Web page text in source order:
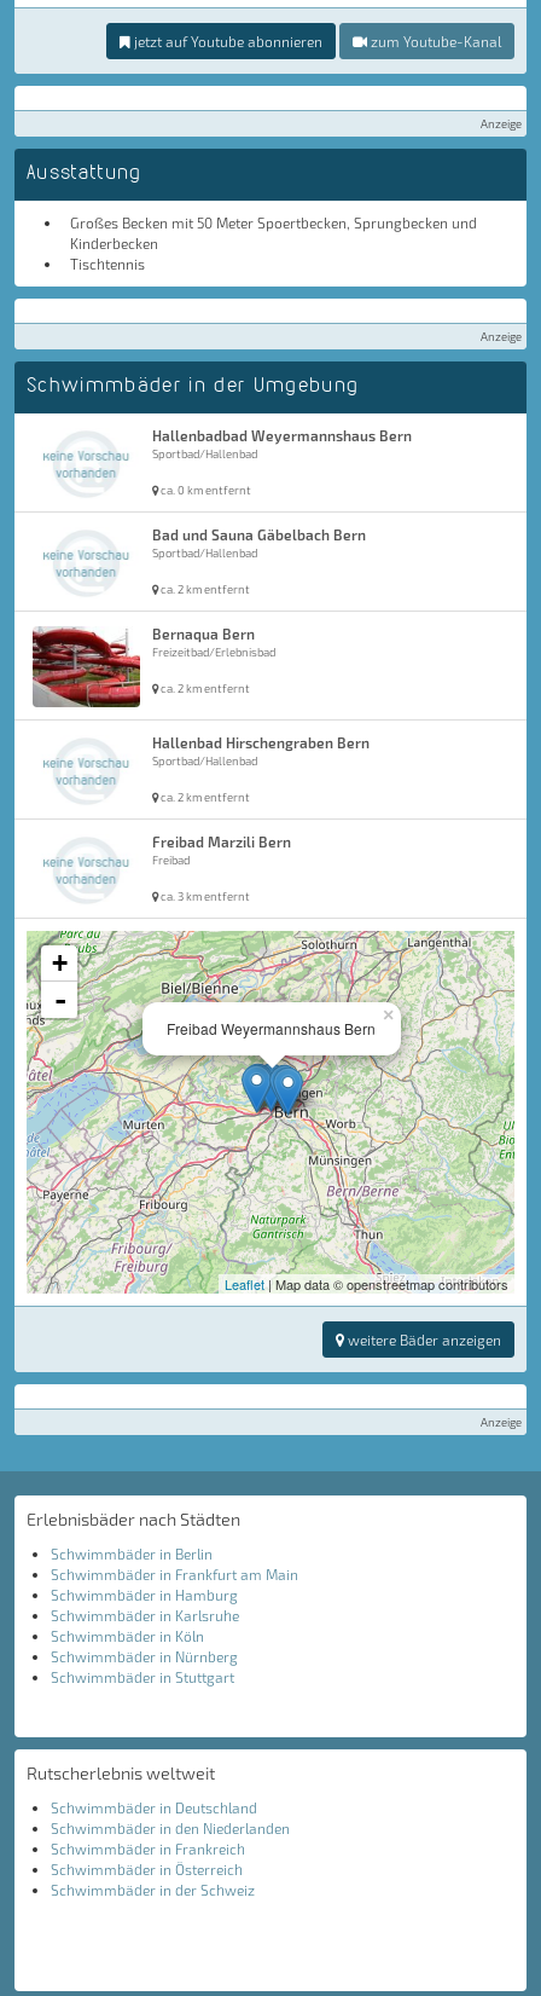
jetzt auf Youtube abonnieren zum Youtube-Kanal
Anzeige
Ausstattung
Großes Becken mit 50 Meter Spoertbecken, Sprungbecken und
Kinderbecken
Tischtennis
Anzeige
Schwimmbäder in der Umgebung
Hallenbadbad Weyermannshaus Bern
Sportbad/Hallenbad
ca. 0 km entfernt
Bad und Sauna Gäbelbach Bern
Sportbad/Hallenbad
ca. 2 km entfernt
Bernaqua Bern
Freizeitbad/Erlebnisbad
ca. 2 km entfernt
Hallenbad Hirschengraben Bern
Sportbad/Hallenbad
ca. 2 km entfernt
Freibad Marzili Bern
Freibad
ca. 3 km entfernt
×
Freibad Weyermannshaus Bern
+
-
Leaflet| Map data © openstreetmap contributors
weitere Bäder anzeigen
Anzeige
Erlebnisbäder nach Städten
Schwimmbäder in Berlin
Schwimmbäder in Frankfurt am Main
Schwimmbäder in Hamburg
Schwimmbäder in Karlsruhe
Schwimmbäder in Köln
Schwimmbäder in Nürnberg
Schwimmbäder in Stuttgart
Rutscherlebnis weltweit
Schwimmbäder in Deutschland
Schwimmbäder in den Niederlanden
Schwimmbäder in Frankreich
Schwimmbäder in Österreich
Schwimmbäder in der Schweiz